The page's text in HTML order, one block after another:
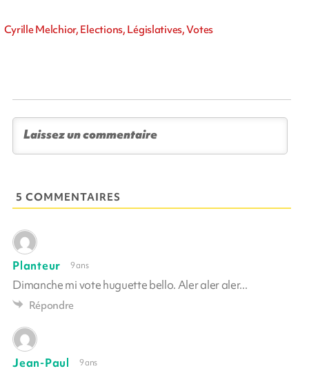
Cyrille Melchior, Elections, Législatives, Votes
5 COMMENTAIRES
Planteur 9 ans
Dimanche mi vote huguette bello. Aler aler aler...
Répondre
Jean-Paul 9 ans